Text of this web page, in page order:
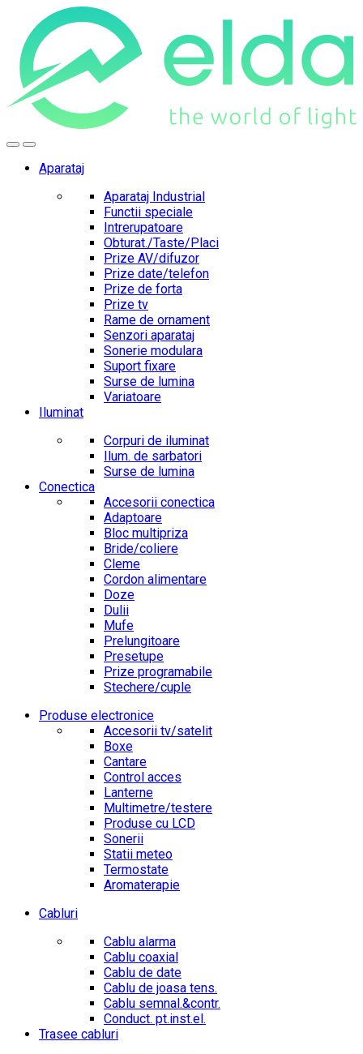
navigation
content
Aparataj
Aparataj Industrial
Functii speciale
Intrerupatoare
Obturat./Taste/Placi
Prize AV/difuzor
Prize date/telefon
Prize de forta
Prize tv
Rame de ornament
Senzori aparataj
Sonerie modulara
Suport fixare
Surse de lumina
Variatoare
Iluminat
Corpuri de iluminat
Ilum. de sarbatori
Surse de lumina
Conectica
Accesorii conectica
Adaptoare
Bloc multipriza
Bride/coliere
Cleme
Cordon alimentare
Doze
Dulii
Mufe
Prelungitoare
Presetupe
Prize programabile
Stechere/cuple
Produse electronice
Accesorii tv/satelit
Boxe
Cantare
Control acces
Lanterne
Multimetre/testere
Produse cu LCD
Sonerii
Statii meteo
Termostate
Aromaterapie
Cabluri
Cablu alarma
Cablu coaxial
Cablu de date
Cablu de joasa tens.
Cablu semnal.&contr.
Conduct. pt.inst.el.
Trasee cabluri